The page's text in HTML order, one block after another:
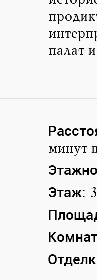
палат
минут
Этаж: 3